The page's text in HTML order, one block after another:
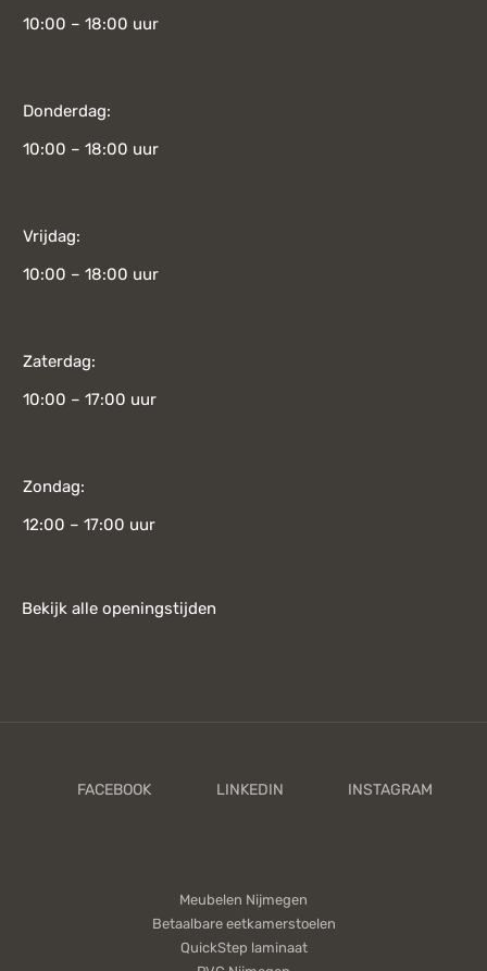
10:00 – 18:00 uur
Donderdag:
10:00 – 18:00 uur
Vrijdag:
10:00 – 18:00 uur
Zaterdag:
10:00 – 17:00 uur
Zondag:
12:00 – 17:00 uur
Bekijk alle openingstijden
Meubelen Nijmegen
Betaalbare eetkamerstoelen
QuickStep laminaat